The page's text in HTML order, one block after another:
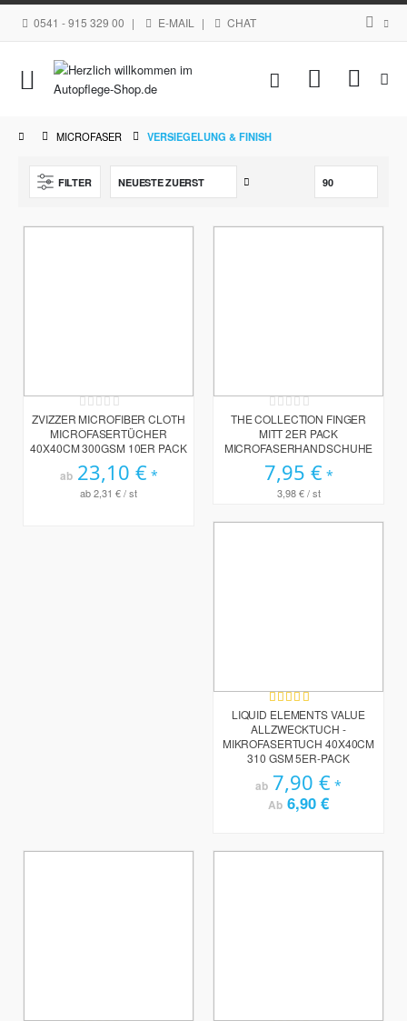
0541 - 915 329 00 | E-MAIL | CHAT
Navigation
umschalten
Mein
MICROFASER VERSIEGELUNG & FINISH
FILTER
Rating:
0%
ZVIZZER MICROFIBER CLOTH
MICROFASERTÜCHER
40X40CM 300GSM 10ER PACK
ab 23,10 €
ab2,31 €/ st
Rating:
0%
THE COLLECTION FINGER
MITT 2ER PACK
MICROFASERHANDSCHUHE
7,95 €
3,98 €/ st
Bewertung:
100%
LIQUID ELEMENTS VALUE
ALLZWECKTUCH -
MIKROFASERTUCH 40X40CM
310 GSM 5ER-PACK
ab 7,90 €
Ab 6,90 €